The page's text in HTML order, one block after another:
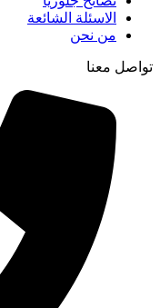
الاسئلة الشائعة
من نحن
تواصل معنا